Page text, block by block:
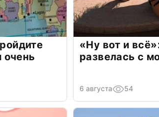
очень
«Ну вот и
развелась с
6 августа 54